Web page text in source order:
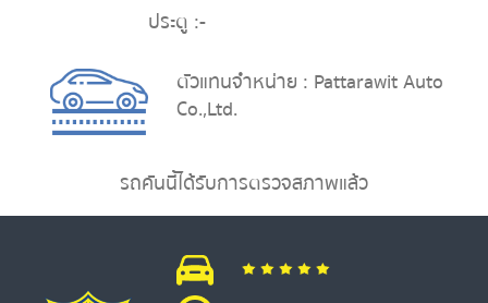
ประตู :-
ตัวแทนจำหน่าย : Pattarawit Auto
Co.,Ltd.
รถคันนี้ได้รับการตรวจสภาพแล้ว